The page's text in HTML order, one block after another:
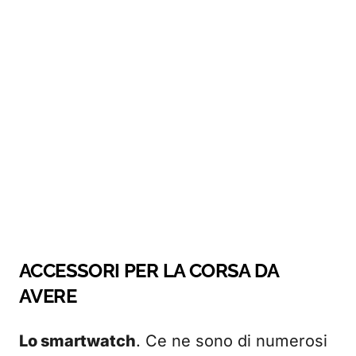
ACCESSORI PER LA CORSA DA
AVERE
Lo smartwatch. Ce ne sono di numerosi